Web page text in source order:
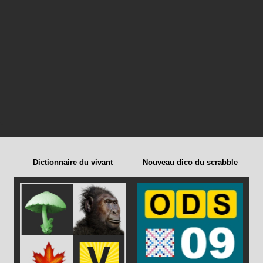
Dictionnaire du vivant Nouveau dico du scrabble